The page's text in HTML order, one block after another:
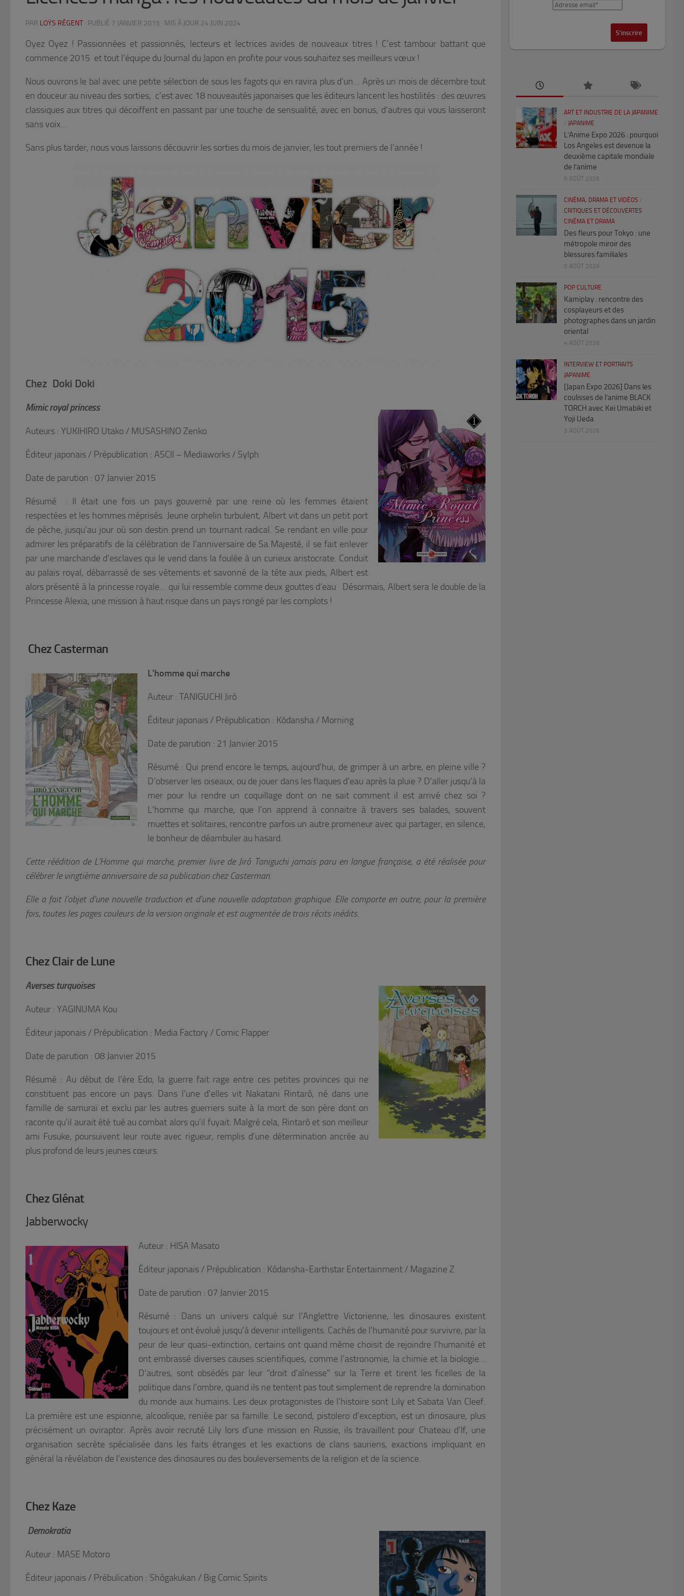
PAR LOŸS RÉGENT · PUBLIÉ 7 JANVIER 2015 · MIS À JOUR 24 JUIN 2024
Oyez Oyez ! Passionnées et passionnés, lecteurs et lectrices avides de nouveaux titres ! C’est tambour battant que
commence 2015 et tout l’équipe du Journal du Japon en profite pour vous souhaitez ses meilleurs vœux !
Nous ouvrons le bal avec une petite sélection de sous les fagots qui en ravira plus d’un… Après un mois de décembre tout
en douceur au niveau des sorties, c’est avec 18 nouveautés japonaises que les éditeurs lancent les hostilités : des œuvres
classiques aux titres qui décoiffent en passant par une touche de sensualité, avec en bonus, d’autres qui vous laisseront
sans voix…
Sans plus tarder, nous vous laissons découvrir les sorties du mois de janvier, les tout premiers de l’année !
Chez Doki Doki
Mimic royal princess
Auteurs : YUKIHIRO Utako / MUSASHINO Zenko
Éditeur japonais / Prépublication : ASCII – Mediaworks / Sylph
Date de parution : 07 Janvier 2015
Résumé : Il était une fois un pays gouverné par une reine où les femmes étaient
respectées et les hommes méprisés. Jeune orphelin turbulent, Albert vit dans un petit port
de pêche, jusqu’au jour où son destin prend un tournant radical. Se rendant en ville pour
admirer les préparatifs de la célébration de l’anniversaire de Sa Majesté, il se fait enlever
par une marchande d’esclaves qui le vend dans la foulée à un curieux aristocrate. Conduit
au palais royal, débarrassé de ses vêtements et savonné de la tête aux pieds, Albert est
alors présenté à la princesse royale… qui lui ressemble comme deux gouttes d’eau Désormais, Albert sera le double de la
Princesse Alexia, une mission à haut risque dans un pays rongé par les complots !
Chez Casterman
L’homme qui marche
Auteur : TANIGUCHI Jirô
Éditeur japonais / Prépublication : Kôdansha / Morning
Date de parution : 21 Janvier 2015
Résumé : Qui prend encore le temps, aujourd’hui, de grimper à un arbre, en pleine ville ?
D’observer les oiseaux, ou de jouer dans les flaques d’eau après la pluie ? D’aller jusqu’à la
mer pour lui rendre un coquillage dont on ne sait comment il est arrivé chez soi ?
L’homme qui marche, que l’on apprend à connaitre à travers ses balades, souvent
muettes et solitaires, rencontre parfois un autre promeneur avec qui partager, en silence,
le bonheur de déambuler au hasard.
Cette réédition de L’Homme qui marche, premier livre de Jirô Taniguchi jamais paru en langue française, a été réalisée pour
célébrer le vingtième anniversaire de sa publication chez Casterman.
Elle a fait l’objet d’une nouvelle traduction et d’une nouvelle adaptation graphique. Elle comporte en outre, pour la première
fois, toutes les pages couleurs de la version originale et est augmentée de trois récits inédits.
Chez Clair de Lune
Averses turquoises
Auteur : YAGINUMA Kou
Éditeur japonais / Prépublication : Media Factory / Comic Flapper
Date de parution : 08 Janvier 2015
Résumé : Au début de l’ère Edo, la guerre fait rage entre ces petites provinces qui ne
constituent pas encore un pays. Dans l’une d’elles vit Nakatani Rintarô, né dans une
famille de samuraï et exclu par les autres guerriers suite à la mort de son père dont on
raconte qu’il aurait été tué au combat alors qu’il fuyait. Malgré cela, Rintarô et son meilleur
ami Fusuke, poursuivent leur route avec rigueur, remplis d’une détermination ancrée au
plus profond de leurs jeunes cœurs.
Chez Glénat
Jabberwocky
Auteur : HISA Masato
Éditeur japonais / Prépublication : Kôdansha-Earthstar Entertainment / Magazine Z
Date de parution : 07 Janvier 2015
Résumé : Dans un univers calqué sur l’Anglettre Victorienne, les dinosaures existent
toujours et ont évolué jusqu’à devenir intelligents. Cachés de l’humanité pour survivre, par la
peur de leur quasi-extinction, certains ont quand même choisit de rejoindre l’humanité et
ont embrassé diverses causes scientifiques, comme l’astronomie, la chimie et la biologie…
D’autres, sont obsédés par leur “droit d’aînesse” sur la Terre et tirent les ficelles de la
politique dans l’ombre, quand ils ne tentent pas tout simplement de reprendre la domination
du monde aux humains. Les deux protagonistes de l’histoire sont Lily et Sabata Van Cleef.
La première est une espionne, alcoolique, reniée par sa famille. Le second, pistolero d’exception, est un dinosaure, plus
précisément un oviraptor. Après avoir recruté Lily lors d’une mission en Russie, ils travaillent pour Chateau d’If, une
organisation secrète spécialisée dans les faits étranges et les exactions de clans sauriens, exactions impliquant en
général la révélation de l’existence des dinosaures ou des bouleversements de la religion et de la science.
Chez Kaze
Demokratia
Auteur : MASE Motoro
Éditeur japonais / Prébulication : Shôgakukan / Big Comic Spirits
ART ET INDUSTRIE DE LA JAPANIME
/ JAPANIME
L’Anime Expo 2026 : pourquoi
Los Angeles est devenue la
deuxième capitale mondiale
de l’anime
6 AOÛT 2026
CINÉMA, DRAMA ET VIDÉOS /
CRITIQUES ET DÉCOUVERTES
CINÉMA ET DRAMA
Des fleurs pour Tokyo : une
métropole miroir des
blessures familiales
5 AOÛT 2026
POP CULTURE
Kamiplay : rencontre des
cosplayeurs et des
photographes dans un jardin
oriental
4 AOÛT 2026
INTERVIEW ET PORTRAITS
JAPANIME
[Japan Expo 2026] Dans les
coulisses de l’anime BLACK
TORCH avec Kei Umabiki et
Yoji Ueda
3 AOÛT 2026